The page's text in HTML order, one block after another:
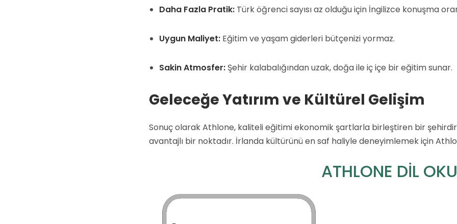
Daha Fazla Pratik: Türk öğrenci sayısı az olduğu için İngilizce konuşma
Uygun Maliyet: Eğitim ve yaşam giderleri bütçenizi yormaz.
Sakin Atmosfer: Şehir kalabalığından uzak, doğa ile iç içe bir eğitim sunar.
Geleceğe Yatırım ve Kültürel Gelişim
Sonuç olarak Athlone, kaliteli eğitimi ekonomik şartlarla birleştiren bir
avantajlı bir noktadır. İrlanda kültürünü en saf haliyle deneyimlemek için
ATHLONE DİL